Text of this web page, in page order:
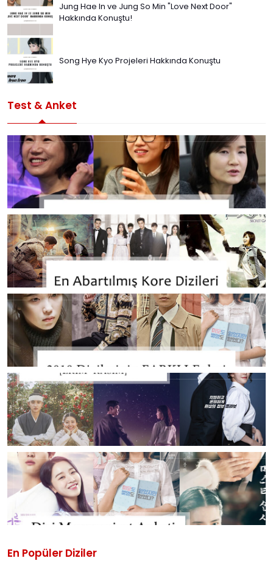
Jung Hae In ve Jung So Min "Love Next Door"
Hakkında Konuştu!
Song Hye Kyo Projeleri Hakkında Konuştu
Test & Anket
En Popüler Diziler